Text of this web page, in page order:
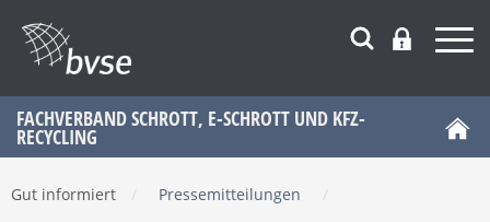
FACHVERBAND SCHROTT, E-SCHROTT UND KFZ-
RECYCLING
Gut informiert Pressemitteilungen